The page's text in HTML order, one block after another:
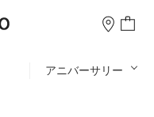
アニバーサリー